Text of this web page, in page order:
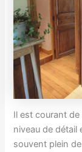
Il est courant
niveau de détail
souvent plein